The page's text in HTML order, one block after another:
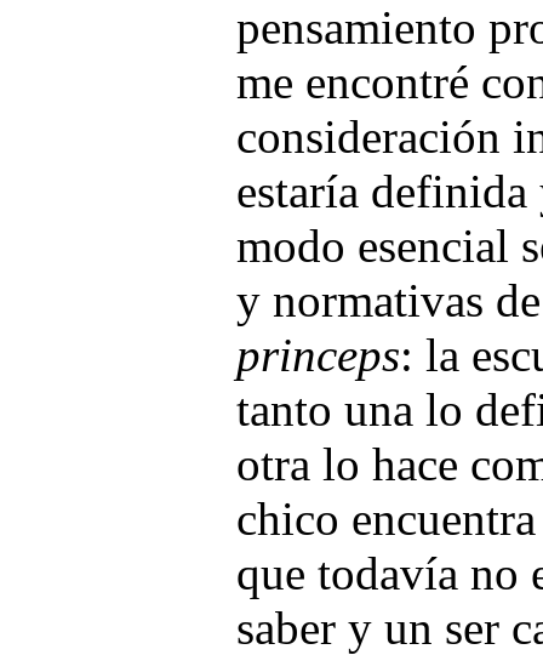
pensamiento
me encontré
consideración
estaría
modo esencial
y normativas
princeps: la
tanto una lo
otra lo hace
chico
que todavía no
saber y un ser